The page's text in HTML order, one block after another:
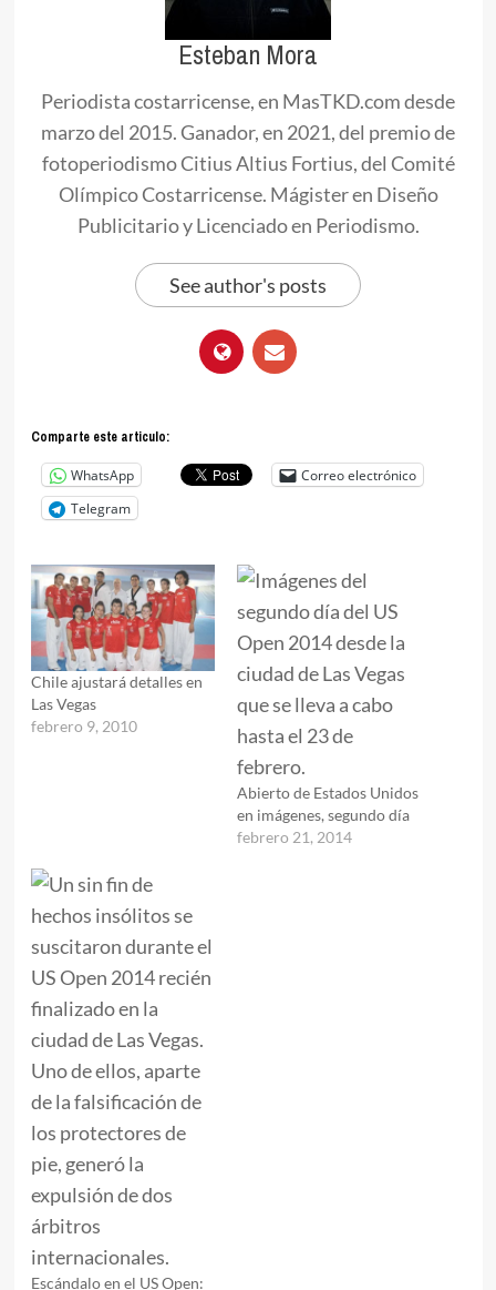
Esteban Mora
Periodista costarricense, en MasTKD.com desde
marzo del 2015. Ganador, en 2021, del premio de
fotoperiodismo Citius Altius Fortius, del Comité
Olímpico Costarricense. Mágister en Diseño
Publicitario y Licenciado en Periodismo.
See author's posts
Comparte este articulo:
WhatsApp
Correo electrónico
Telegram
Chile ajustará detalles en
Las Vegas
febrero 9, 2010
Abierto de Estados Unidos
en imágenes, segundo día
febrero 21, 2014
Escándalo en el US Open: